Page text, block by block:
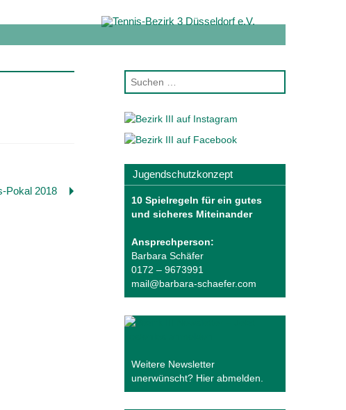
Pokal 2018
Jugendschutzkonzept
10 Spielregeln für ein gutes
und sicheres Miteinander
Ansprechperson:
Barbara Schäfer
0172 – 9673991
mail@barbara-schaefer.com
Weitere Newsletter
unerwünscht? Hier abmelden